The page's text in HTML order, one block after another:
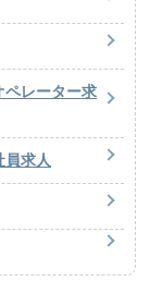
ペレーター求
求人